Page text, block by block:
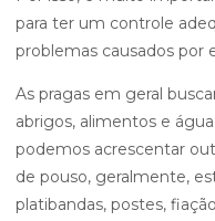
para ter um controle
problemas causados por
As pragas em geral
abrigos, alimentos e
podemos acrescentar
de pouso, geralmente,
platibandas, postes,